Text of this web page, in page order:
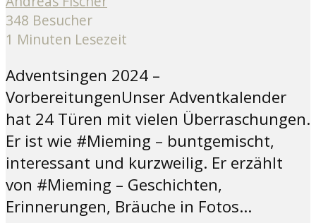
348 Besucher
1 Minuten Lesezeit
Adventsingen 2024 –
VorbereitungenUnser Adventkalender
hat 24 Türen mit vielen Überraschungen.
Er ist wie #Mieming – buntgemischt,
interessant und kurzweilig. Er erzählt
von #Mieming – Geschichten,
Erinnerungen, Bräuche in Fotos...